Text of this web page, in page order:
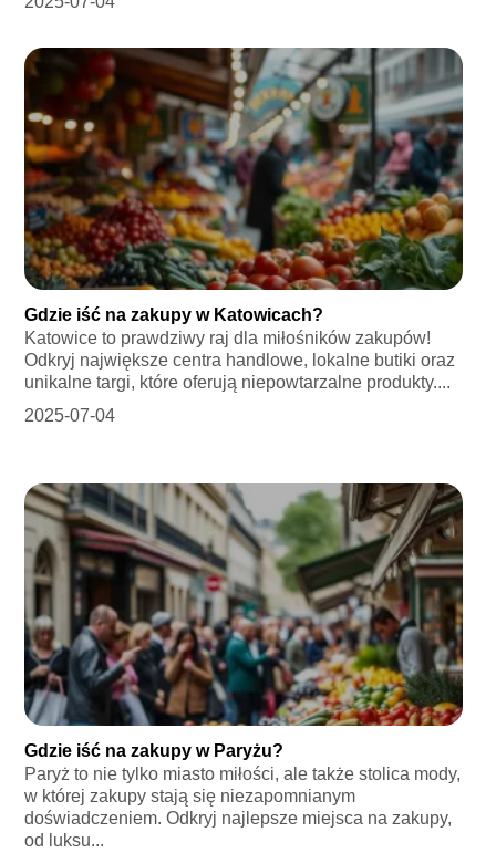
Gdzie iść na zakupy w Katowicach?
Katowice to prawdziwy raj dla miłośników zakupów!
Odkryj największe centra handlowe, lokalne butiki oraz
unikalne targi, które oferują niepowtarzalne produkty....
2025-07-04
Gdzie iść na zakupy w Paryżu?
Paryż to nie tylko miasto miłości, ale także stolica mody,
w której zakupy stają się niezapomnianym
doświadczeniem. Odkryj najlepsze miejsca na zakupy,
od luksu...